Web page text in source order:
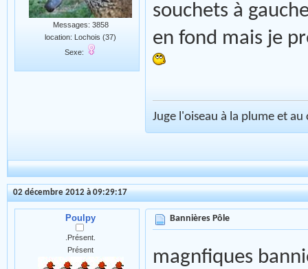
Messages: 3858
location: Lochois (37)
Sexe:
souchets à
en fond mais je
Juge l'oiseau à la plume et
02 décembre 2012 à 09:29:17
Poulpy
.Présent.
Présent
Bannières Pôle
magnfiques